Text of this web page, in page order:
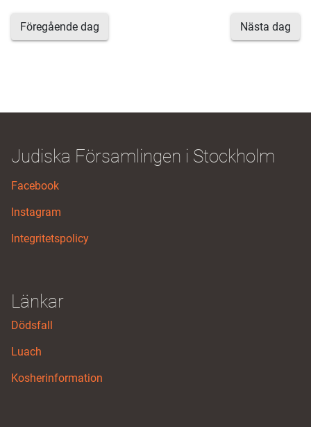
Föregående dag Nästa dag
Judiska Församlingen i Stockholm
Facebook
Instagram
Integritetspolicy
Länkar
Dödsfall
Luach
Kosherinformation